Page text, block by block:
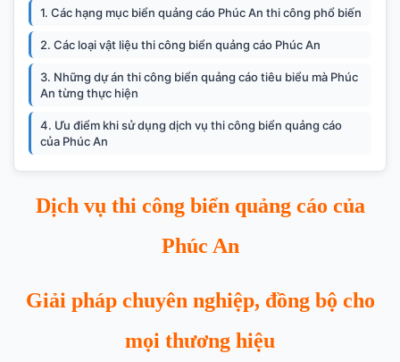
1. Các hạng mục biển quảng cáo Phúc An thi công phổ biến
2. Các loại vật liệu thi công biển quảng cáo Phúc An
3. Những dự án thi công biển quảng cáo tiêu biểu mà Phúc
An từng thực hiện
4. Ưu điểm khi sử dụng dịch vụ thi công biển quảng cáo
của Phúc An
Dịch vụ thi công biển quảng cáo của
Phúc An
Giải pháp chuyên nghiệp, đồng bộ cho
mọi thương hiệu